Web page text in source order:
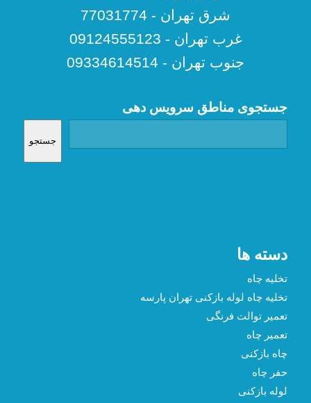
شرق تهران - 77031774
غرب تهران - 09124555123
جنوب تهران - 09334614514
جستجوی مناطق سرویس دهی
جستجو
دسته ها
تخلیه چاه
تخلیه چاه لوله بازکنی تهران پارسه
تعمیر توالت فرنگی
تعمیر چاه
چاه بازکنی
حفر چاه
لوله بازکنی